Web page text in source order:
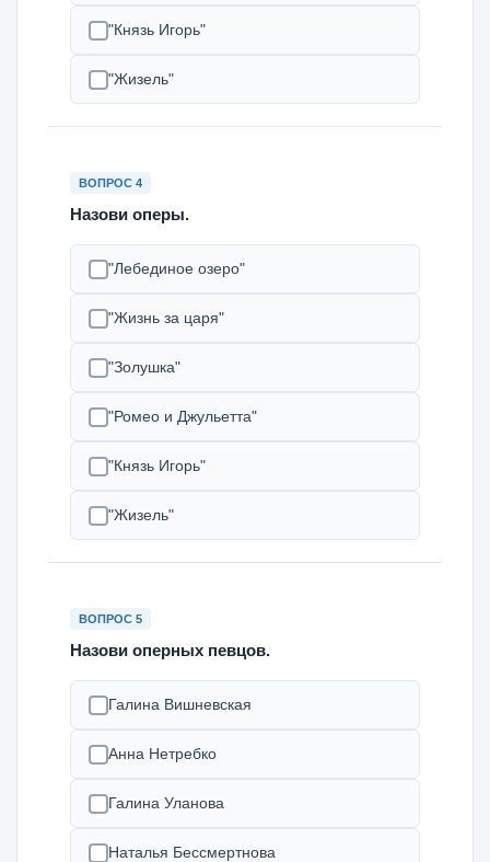
"Князь Игорь"
"Жизель"
ВОПРОС 4
Назови оперы.
"Лебединое озеро"
"Жизнь за царя"
"Золушка"
"Ромео и Джульетта"
"Князь Игорь"
"Жизель"
ВОПРОС 5
Назови оперных певцов.
Галина Вишневская
Анна Нетребко
Галина Уланова
Наталья Бессмертнова